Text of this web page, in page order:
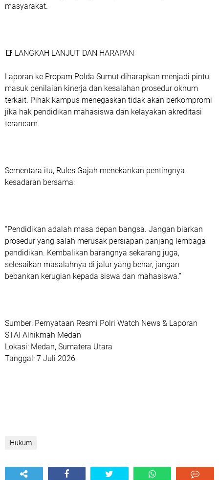
masyarakat.
📑 LANGKAH LANJUT DAN HARAPAN
Laporan ke Propam Polda Sumut diharapkan menjadi pintu
masuk penilaian kinerja dan kesalahan prosedur oknum
terkait. Pihak kampus menegaskan tidak akan berkompromi
jika hak pendidikan mahasiswa dan kelayakan akreditasi
terancam.
Sementara itu, Rules Gajah menekankan pentingnya
kesadaran bersama:
“Pendidikan adalah masa depan bangsa. Jangan biarkan
prosedur yang salah merusak persiapan panjang lembaga
pendidikan. Kembalikan barangnya sekarang juga,
selesaikan masalahnya di jalur yang benar, jangan
bebankan kerugian kepada siswa dan mahasiswa.”
Sumber: Pernyataan Resmi Polri Watch News & Laporan
STAI Alhikmah Medan
Lokasi: Medan, Sumatera Utara
Tanggal: 7 Juli 2026
Hukum